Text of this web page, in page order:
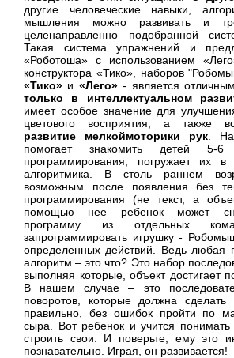
другие человеческие навыки,
мышления можно развивать и
целенаправленно подобранной
Такая система упражнений и
«Роботоша» с использованием
конструктора «Тико», наборов
«Тико» и «Лего»- является отличным
только в интеллектуальном
имеет особое значение для
цветового восприятия, а также
развитие мелкоймоторики рук
помогает знакомить детей
программирования, погружает их в
алгоритмика. В столь раннем
возможным после появления без
программирования (не текст, а
помощью нее ребенок может
программу из отдельных
запрограммировать игрушку -
определенных действий. Ведь любая
алгоритм – это что? Это набор
выполняя которые, объект достигает
В нашем случае – это
поворотов, которые должна
правильно, без ошибок пройти по
сыра. Вот ребенок и учится понимать
строить свои. И поверьте, ему это
познавательно. Играя, он развивается!